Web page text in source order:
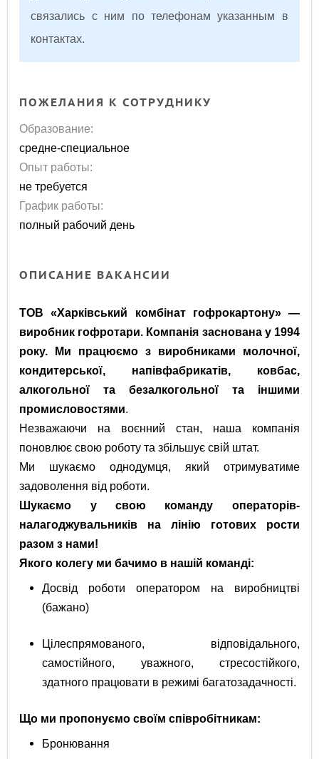
связались с ним по телефонам указанным в
контактах.
ПОЖЕЛАНИЯ К СОТРУДНИКУ
Образование:
средне-специальное
Опыт работы:
не требуется
График работы:
полный рабочий день
ОПИСАНИЕ ВАКАНСИИ
ТОВ «Харківський комбінат гофрокартону» —
виробник гофротари. Компанія заснована у 1994
року. Ми працюємо з виробниками молочної,
кондитерської, напівфабрикатів, ковбас,
алкогольної та безалкогольної та іншими
промисловостями
Незважаючи на воєнний стан, наша компанія
поновлює свою роботу та збільшує свій штат.
Ми шукаємо однодумця, який отримуватиме
задоволення від роботи.
Шукаємо у свою команду операторів-
налагоджувальників на лінію готових рости
разом з нами!
Якого колегу ми бачимо в нашій команді:
Досвід роботи оператором на виробництві
(бажано)
Цілеспрямованого, відповідального,
самостійного, уважного, стресостійкого,
здатного працювати в режимі багатозадачності.
Що ми пропонуємо своїм співробітникам:
Бронювання